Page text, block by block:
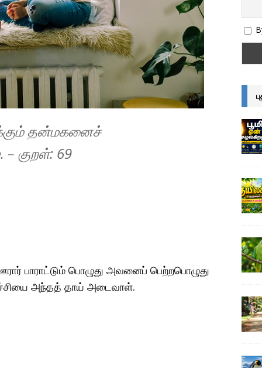
தன்மகனைச்
குறள்: 69
பாராட்டும் பொழுது அவனைப் பெற்றபொழுது
அந்தத் தாய் அடைவாள்.